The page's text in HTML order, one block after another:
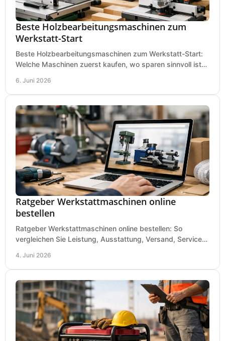
Beste Holzbearbeitungsmaschinen zum
Werkstatt-Start
Beste Holzbearbeitungsmaschinen zum Werkstatt-Start:
Welche Maschinen zuerst kaufen, wo sparen sinnvoll ist
6. Juni 2026
Ratgeber Werkstattmaschinen online
bestellen
Ratgeber Werkstattmaschinen online bestellen: So
vergleichen Sie Leistung, Ausstattung, Versand, Service
4. Juni 2026